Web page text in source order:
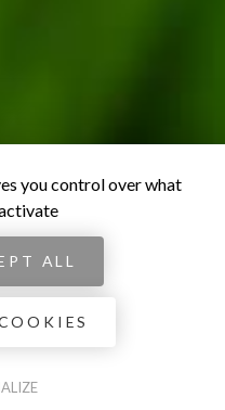
you control over what
ALL